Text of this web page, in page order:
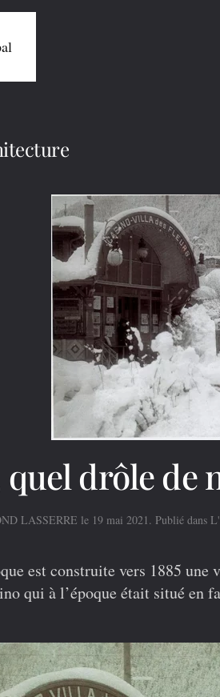
drôle de
LASSERRE le 19 mai 2021. Publié dans
est construite vers 1885
qui à l’époque était situé en